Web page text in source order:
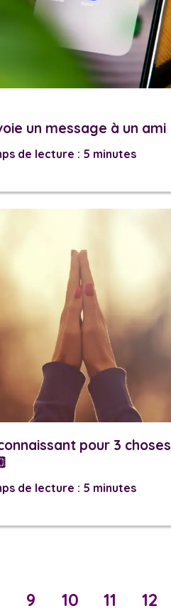
un message à un ami
de lecture : 5 minutes
pour 3 choses
de lecture : 5 minutes
9 10 11 12